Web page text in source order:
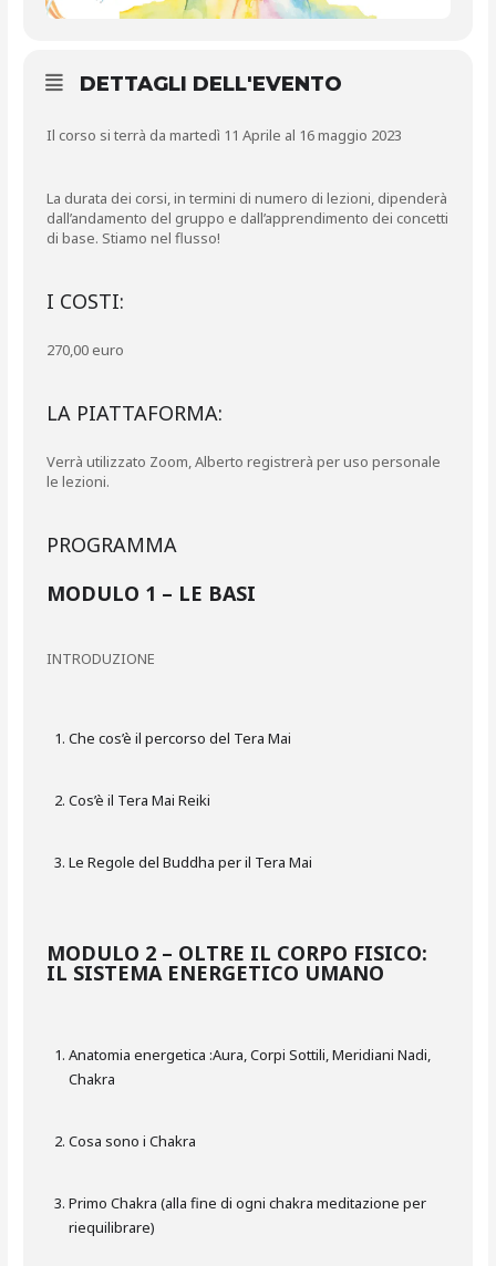
DETTAGLI DELL'EVENTO
Il corso si terrà da martedì 11 Aprile al 16 maggio 2023
La durata dei corsi, in termini di numero di lezioni, dipenderà
dall’andamento del gruppo e dall’apprendimento dei concetti
di base. Stiamo nel flusso!
I COSTI:
270,00 euro
LA PIATTAFORMA:
Verrà utilizzato Zoom, Alberto registrerà per uso personale
le lezioni.
PROGRAMMA
MODULO 1 – LE BASI
INTRODUZIONE
Che cos’è il percorso del Tera Mai
Cos’è il Tera Mai Reiki
Le Regole del Buddha per il Tera Mai
MODULO 2 – OLTRE IL CORPO FISICO:
IL SISTEMA ENERGETICO UMANO
Anatomia energetica :Aura, Corpi Sottili, Meridiani Nadi,
Chakra
Cosa sono i Chakra
Primo Chakra (alla fine di ogni chakra meditazione per
riequilibrare)